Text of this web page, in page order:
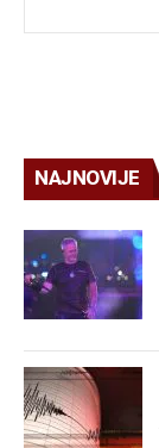
NAJNOVIJE